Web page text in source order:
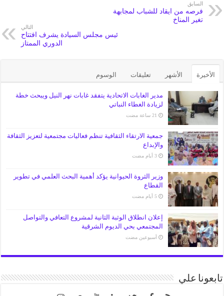
السابق
فرصه من ايقاد للشباب لمجابهة
تغير المناخ
التالي
ئيس مجلس السيادة يشرف افتتاح
الدوري الممتاز
الأخيرة الأشهر تعليقات الوسوم
مدير الغابات الاتحادية يتفقد غابات نهر النيل ويبحث خطة
لزيادة الغطاء النباتي
جمعية الارتقاء الثقافية تنظم فعاليات مجتمعية لتعزيز الثقافة
والإبداع
‏3 أيام مضت
وزير الثروة الحيوانية يؤكد أهمية البحث العلمي في تطوير
القطاع
‏5 أيام مضت
إعلان انطلاق الوثبة الثانية لمشروع التعافي والتواصل
المجتمعي بحي الديوم الشرقية
‏أسبوعين مضت
تابعونا علي